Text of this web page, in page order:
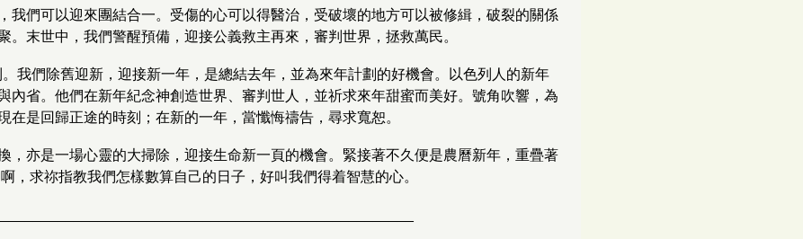
我們可以迎來團結合一。受傷的心可以得醫治，受破壞的地方可以被修緝，破裂的關係
。末世中，我們警醒預備，迎接公義救主再來，審判世界，拯救萬民。
我們除舊迎新，迎接新一年，是總結去年，並為來年計劃的好機會。以色列人的新年
內省。他們在新年紀念神創造世界、審判世人，並祈求來年甜蜜而美好。號角吹響，為
在是回歸正途的時刻；在新的一年，當懺悔禱告，尋求寬恕。
，亦是一場心靈的大掃除，迎接生命新一頁的機會。緊接著不久便是農曆新年，重疊著
，求祢指教我們怎樣數算自己的日子，好叫我們得着智慧的心。